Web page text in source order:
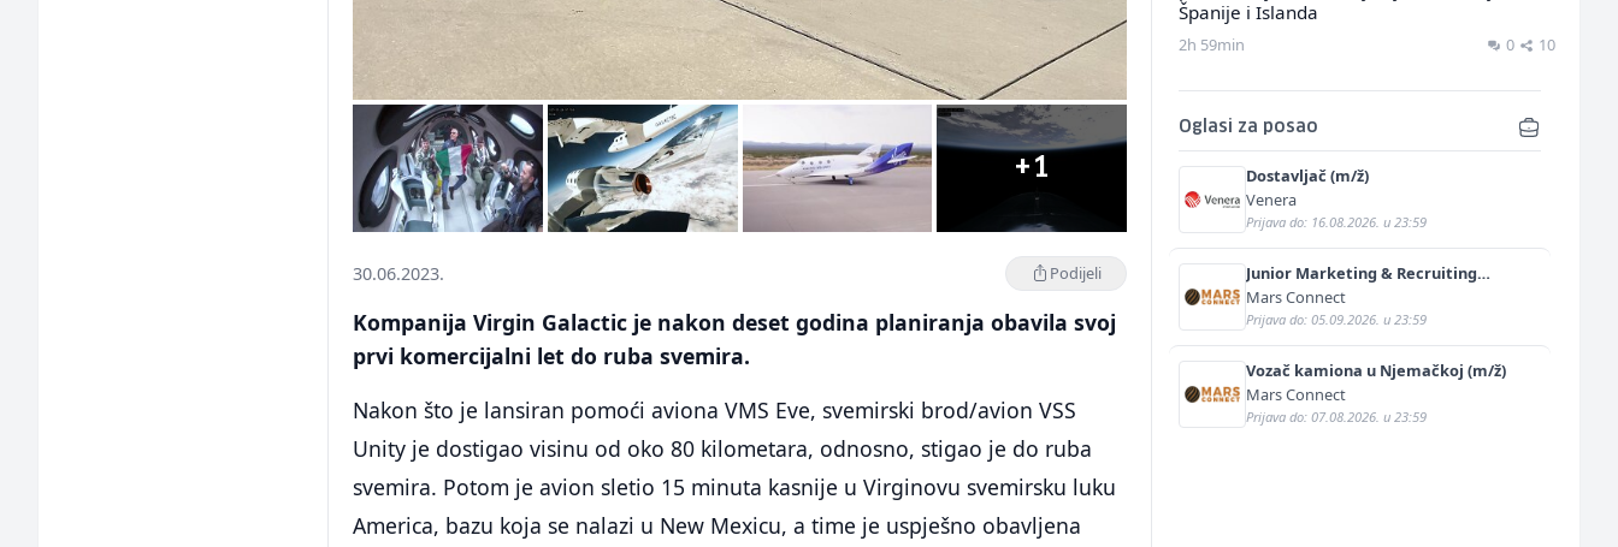
+1
30.06.2023. Podijeli
Kompanija Virgin Galactic je nakon deset godina planiranja obavila svoj
prvi komercijalni let do ruba svemira.
Nakon što je lansiran pomoći aviona VMS Eve, svemirski brod/avion VSS
Unity je dostigao visinu od oko 80 kilometara, odnosno, stigao je do ruba
svemira. Potom je avion sletio 15 minuta kasnije u Virginovu svemirsku luku
America, bazu koja se nalazi u New Mexicu, a time je uspješno obavljena
Španije i Islanda
2h 59min 0 10
Oglasi za posao
Dostavljač (m/ž)
Venera
Prijava do: 16.08.2026. u 23:59
Junior Marketing & Recruiting
Specialist (m/ž)
Mars Connect
Prijava do: 05.09.2026. u 23:59
Vozač kamiona u Njemačkoj (m/ž)
Mars Connect
Prijava do: 07.08.2026. u 23:59